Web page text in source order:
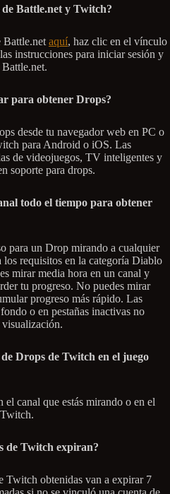
Battle.net y Twitch?
Battle.net aquí, haz clic en el vínculo
instrucciones para iniciar sesión y
para obtener Drops?
desde tu navegador web en PC o
para Android o iOS. Las
de videojuegos, TV inteligentes y
soporte para drops.
todo el tiempo para obtener
para un Drop mirando a cualquier
requisitos en la categoría Diablo
mirar media hora en un canal y
tu progreso. No puedes mirar
progreso más rápido. Las
o en pestañas inactivas no
Drops de Twitch en el juego
canal que estás mirando o en el
de Twitch expiran?
Twitch obtenidas van a expirar 7